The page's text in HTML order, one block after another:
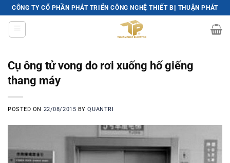
Skip
to
content
CÔNG TY CỔ PHẦN PHÁT TRIỂN CÔNG NGHỆ THIẾT BỊ THUẬN PHÁT
Cụ ông tử vong do rơi xuống hố giếng
thang máy
POSTED ON 22/08/2015 BYQUANTRI